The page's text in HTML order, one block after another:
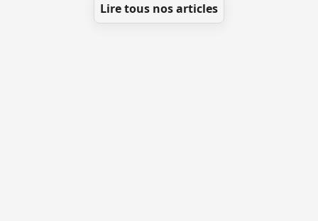
Lire tous nos articles